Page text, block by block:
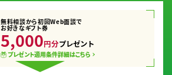
無料相談から初回Web面談で
お好きなギフト券
5,000円分プレゼント
プレゼント適用条件詳細はこちら